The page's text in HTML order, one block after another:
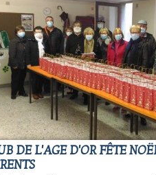
DE L'AGE D'OR FÊTE